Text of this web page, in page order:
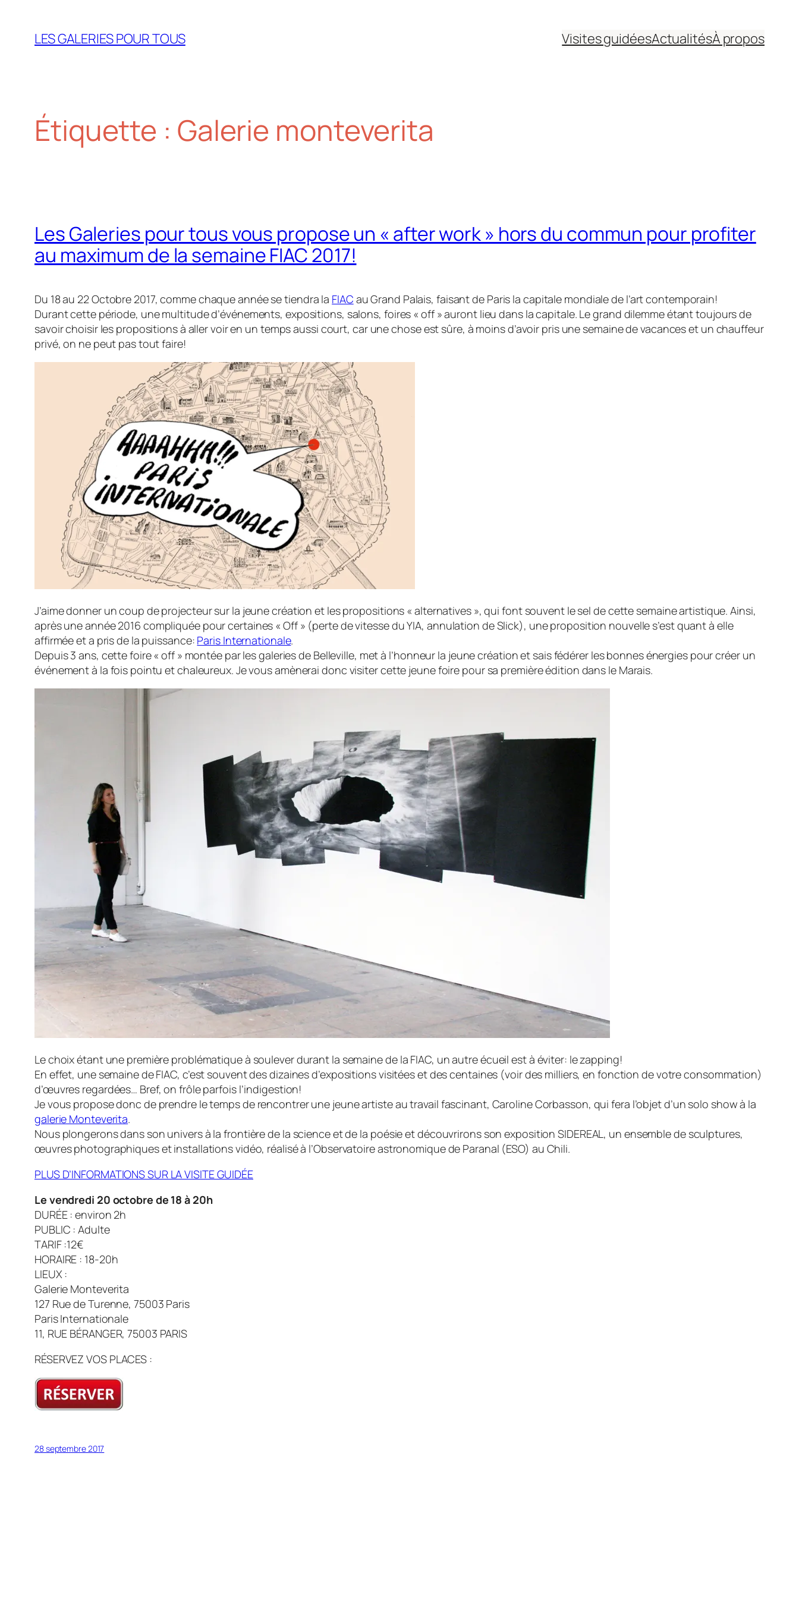
contenu
LES GALERIES POUR TOUS Visites guidéesActualitésÀ propos
Étiquette : Galerie monteverita
Les Galeries pour tous vous propose un « after work » hors du commun pour profiter
au maximum de la semaine FIAC 2017!
Du 18 au 22 Octobre 2017, comme chaque année se tiendra la FIAC au Grand Palais, faisant de Paris la capitale mondiale de l’art contemporain!
Durant cette période, une multitude d’événements, expositions, salons, foires « off » auront lieu dans la capitale. Le grand dilemme étant toujours de
savoir choisir les propositions à aller voir en un temps aussi court, car une chose est sûre, à moins d’avoir pris une semaine de vacances et un chauffeur
privé, on ne peut pas tout faire!
J’aime donner un coup de projecteur sur la jeune création et les propositions « alternatives », qui font souvent le sel de cette semaine artistique. Ainsi,
après une année 2016 compliquée pour certaines « Off » (perte de vitesse du YIA, annulation de Slick), une proposition nouvelle s’est quant à elle
affirmée et a pris de la puissance: Paris Internationale.
Depuis 3 ans, cette foire « off » montée par les galeries de Belleville, met à l’honneur la jeune création et sais fédérer les bonnes énergies pour créer un
événement à la fois pointu et chaleureux. Je vous amènerai donc visiter cette jeune foire pour sa première édition dans le Marais.
Le choix étant une première problématique à soulever durant la semaine de la FIAC, un autre écueil est à éviter: le zapping!
En effet, une semaine de FIAC, c’est souvent des dizaines d’expositions visitées et des centaines (voir des milliers, en fonction de votre consommation)
d’œuvres regardées… Bref, on frôle parfois l’indigestion!
Je vous propose donc de prendre le temps de rencontrer une jeune artiste au travail fascinant, Caroline Corbasson, qui fera l’objet d’un solo show à la
galerie Monteverita.
Nous plongerons dans son univers à la frontière de la science et de la poésie et découvrirons son exposition SIDEREAL, un ensemble de sculptures,
œuvres photographiques et installations vidéo, réalisé à l’Observatoire astronomique de Paranal (ESO) au Chili.
PLUS D’INFORMATIONS SUR LA VISITE GUIDÉE
Le vendredi 20 octobre de 18 à 20h
DURÉE : environ 2h
PUBLIC : Adulte
TARIF :12€
HORAIRE : 18-20h
LIEUX :
Galerie Monteverita
127 Rue de Turenne, 75003 Paris
Paris Internationale
11, RUE BÉRANGER, 75003 PARIS
RÉSERVEZ VOS PLACES :
28 septembre 2017